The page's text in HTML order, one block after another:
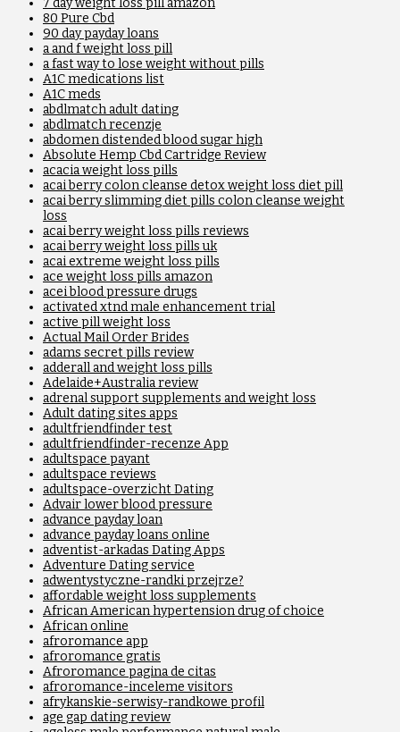
7 day weight loss pill amazon
80 Pure Cbd
90 day payday loans
a and f weight loss pill
a fast way to lose weight without pills
A1C medications list
A1C meds
abdlmatch adult dating
abdlmatch recenzje
abdomen distended blood sugar high
Absolute Hemp Cbd Cartridge Review
acacia weight loss pills
acai berry colon cleanse detox weight loss diet pill
acai berry slimming diet pills colon cleanse weight
loss
acai berry weight loss pills reviews
acai berry weight loss pills uk
acai extreme weight loss pills
ace weight loss pills amazon
acei blood pressure drugs
activated xtnd male enhancement trial
active pill weight loss
Actual Mail Order Brides
adams secret pills review
adderall and weight loss pills
Adelaide+Australia review
adrenal support supplements and weight loss
Adult dating sites apps
adultfriendfinder test
adultfriendfinder-recenze App
adultspace payant
adultspace reviews
adultspace-overzicht Dating
Advair lower blood pressure
advance payday loan
advance payday loans online
adventist-arkadas Dating Apps
Adventure Dating service
adwentystyczne-randki przejrze?
affordable weight loss supplements
African American hypertension drug of choice
African online
afroromance app
afroromance gratis
Afroromance pagina de citas
afroromance-inceleme visitors
afrykanskie-serwisy-randkowe profil
age gap dating review